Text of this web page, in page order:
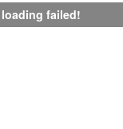
loading failed!